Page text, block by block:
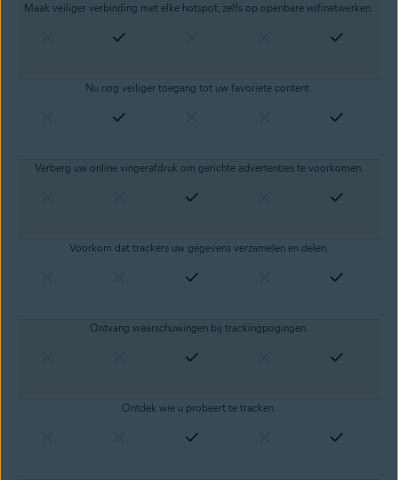
Maak veiliger verbinding met elke hotspot, zelfs op openbare wifinetwerken.
Nu nog veiliger toegang tot uwfavoriete content.
Verberg uw online vingerafdruk om gerichte advertenties te voorkomen.
Voorkom dat trackers uw gegevens verzamelen en delen.
Ontvang waarschuwingen bij trackingpogingen.
Ontdek wie u probeert te tracken.